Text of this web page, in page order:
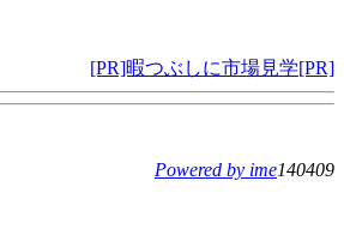
[PR]暇つぶしに市場見学[PR]
Powered by ime140409